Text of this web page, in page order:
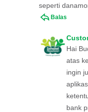
seperti
Balas
Hai
atas
ingin
bank